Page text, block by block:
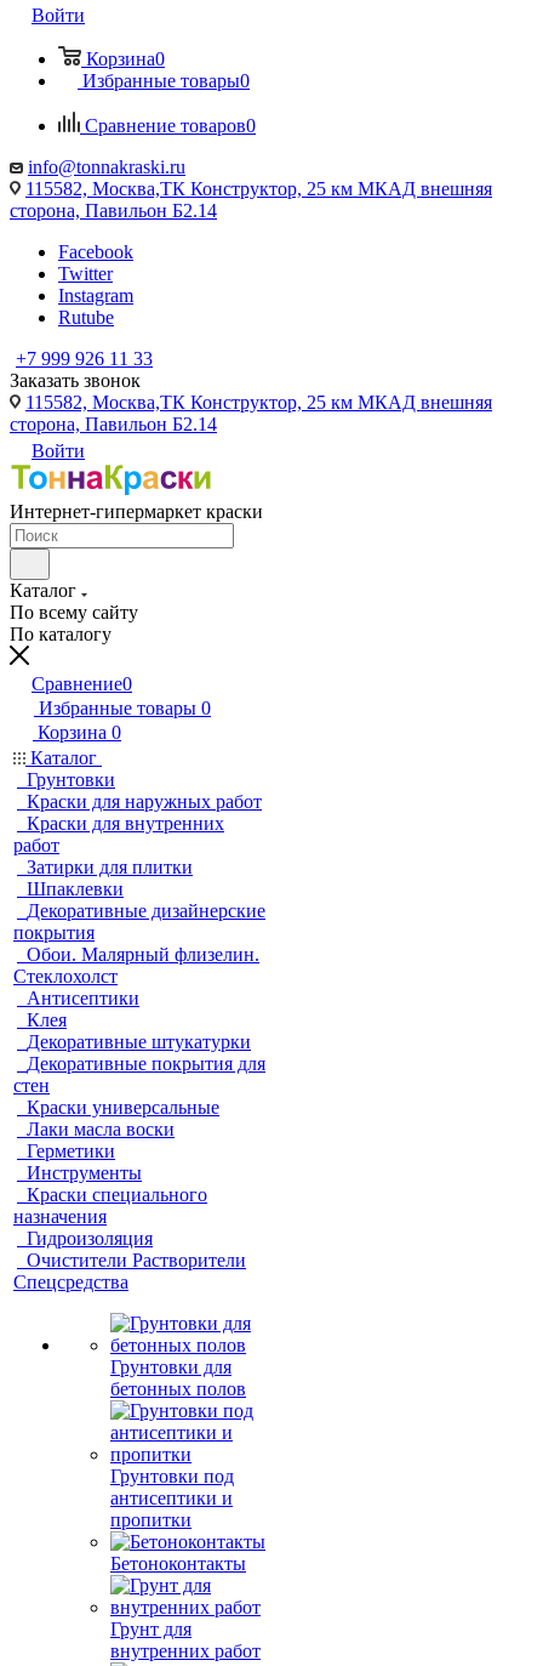
Войти
Корзина0
Избранные товары0
Сравнение товаров0
info@tonnakraski.ru
115582, Москва,ТК Конструктор, 25 км МКАД внешняя
сторона, Павильон Б2.14
Facebook
Twitter
Instagram
Rutube
+7 999 926 11 33
Заказать звонок
115582, Москва,ТК Конструктор, 25 км МКАД внешняя
сторона, Павильон Б2.14
Войти
Интернет-гипермаркет краски
Каталог
По всему сайту
По каталогу
Сравнение0
Избранные товары 0
Корзина 0
Каталог
Грунтовки
Краски для наружных работ
Краски для внутренних
работ
Затирки для плитки
Шпаклевки
Декоративные дизайнерские
покрытия
Обои. Малярный флизелин.
Стеклохолст
Антисептики
Клея
Декоративные штукатурки
Декоративные покрытия для
стен
Краски универсальные
Лаки масла воски
Герметики
Инструменты
Краски специального
назначения
Гидроизоляция
Очистители Растворители
Спецсредства
Грунтовки для
бетонных полов
Грунтовки под
антисептики и
пропитки
Бетоноконтакты
Грунт для
внутренних работ